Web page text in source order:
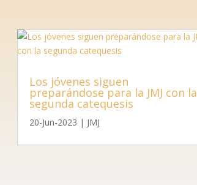
Los jóvenes siguen
preparándose para la JMJ con la
segunda catequesis
20-Jun-2023 | JMJ